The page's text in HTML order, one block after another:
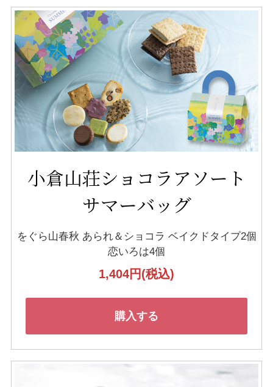
小倉山荘ショコラアソート
サマーバッグ
をぐら山春秋 あられ＆ショコラ ベイクドタイプ2個
恋いろは4個
1,404円(税込)
購入する